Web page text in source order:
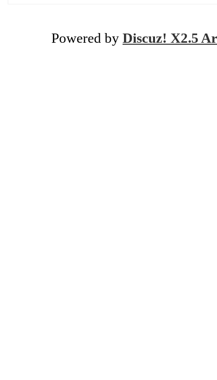
Powered by Discuz! X2.5